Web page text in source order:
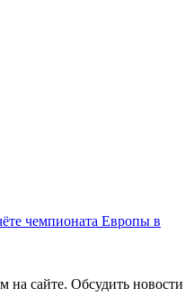
чемпионата Европы в
сайте. Обсудить новости